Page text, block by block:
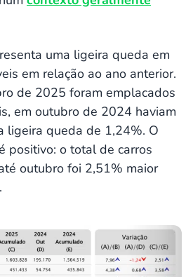
uma ligeira queda em
em relação ao ano anterior.
de 2025 foram emplacados
em outubro de 2024 haviam
ligeira queda de 1,24%. O
positivo: o total de carros
outubro foi 2,51% maior